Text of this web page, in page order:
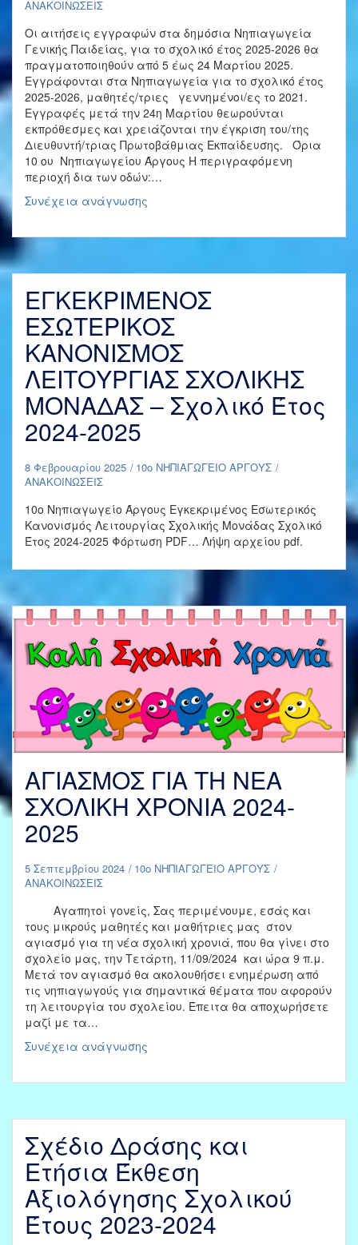
ΑΝΑΚΟΙΝΩΣΕΙΣ
Οι αιτήσεις εγγραφών στα δημόσια Νηπιαγωγεία
Γενικής Παιδείας, για το σχολικό έτος 2025-2026 θα
πραγματοποιηθούν από 5 έως 24 Μαρτίου 2025.
Εγγράφονται στα Νηπιαγωγεία για το σχολικό έτος
2025-2026, μαθητές/τριες γεννημένοι/ες το 2021.
Εγγραφές μετά την 24η Μαρτίου θεωρούνται
εκπρόθεσμες και χρειάζονται την έγκριση του/της
Διευθυντή/τριας Πρωτοβάθμιας Εκπαίδευσης. Όρια
10 ου Νηπιαγωγείου Άργους Η περιγραφόμενη
περιοχή δια των οδών:…
Συνέχεια ανάγνωσης
Έτος
2025-
2026
ΕΓΚΕΚΡΙΜΕΝΟΣ
ΕΣΩΤΕΡΙΚΟΣ
ΚΑΝΟΝΙΣΜΟΣ
ΛΕΙΤΟΥΡΓΙΑΣ ΣΧΟΛΙΚΗΣ
ΜΟΝΑΔΑΣ – Σχολικό Έτος
2024-2025
8 Φεβρουαρίου 2025
10ο ΝΗΠΙΑΓΩΓΕΙΟ ΑΡΓΟΥΣ
ΑΝΑΚΟΙΝΩΣΕΙΣ
10ο Νηπιαγωγείο Άργους Εγκεκριμένος Εσωτερικός
Κανονισμός Λειτουργίας Σχολικής Μονάδας Σχολικό
Έτος 2024-2025 Φόρτωση PDF… Λήψη αρχείου pdf.
ΑΓΙΑΣΜΟΣ ΓΙΑ ΤΗ ΝΕΑ
ΣΧΟΛΙΚΗ ΧΡΟΝΙΑ 2024-
2025
5 Σεπτεμβρίου 2024
10ο ΝΗΠΙΑΓΩΓΕΙΟ ΑΡΓΟΥΣ
ΑΝΑΚΟΙΝΩΣΕΙΣ
Αγαπητοί γονείς, Σας περιμένουμε, εσάς και
τους μικρούς μαθητές και μαθήτριες μας στον
αγιασμό για τη νέα σχολική χρονιά, που θα γίνει στο
σχολείο μας, την Τετάρτη, 11/09/2024 και ώρα 9 π.μ.
Μετά τον αγιασμό θα ακολουθήσει ενημέρωση από
τις νηπιαγωγούς για σημαντικά θέματα που αφορούν
τη λειτουργία του σχολείου. Έπειτα θα αποχωρήσετε
μαζί με τα…
Συνέχεια ανάγνωσης
ΧΡΟΝΙΑ
2024-
2025
Σχέδιο Δράσης και
Ετήσια Έκθεση
Αξιολόγησης Σχολικού
Έτους 2023-2024